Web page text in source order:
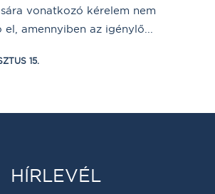
vonatkozó kérelem nem
el, amennyiben az igénylő...
15.
HÍRLEVÉL